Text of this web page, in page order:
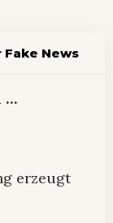
News
…
erzeugt